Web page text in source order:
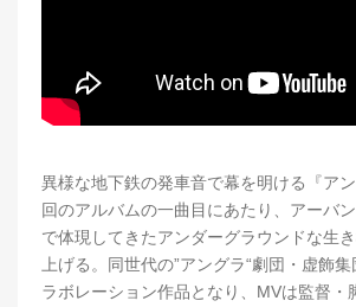
異様な地下鉄の発車音で幕を明ける『ア
回のアルバムの一曲目にあたり、アーバ
で体現してきたアンダーグラウンドな生
上げる。同世代の”アングラ“劇団・虚飾集
ラボレーション作品となり、MVは監督・